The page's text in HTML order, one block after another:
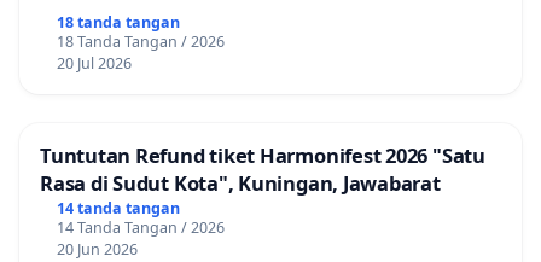
18 tanda tangan
18 Tanda Tangan / 2026
20 Jul 2026
Tuntutan Refund tiket Harmonifest 2026 "Satu
Rasa di Sudut Kota", Kuningan, Jawabarat
14 tanda tangan
14 Tanda Tangan / 2026
20 Jun 2026